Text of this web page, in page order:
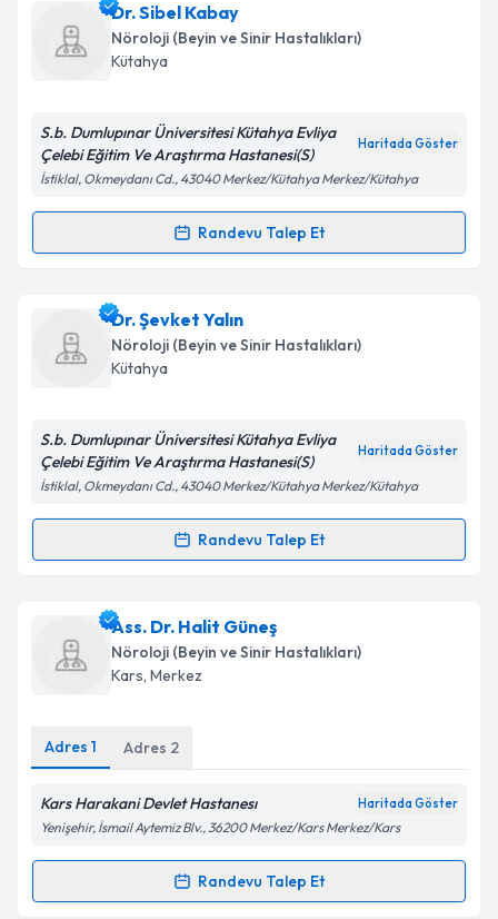
Dr. Sibel Kabay
Nöroloji (Beyin ve Sinir Hastalıkları)
Kütahya
S.b. Dumlupınar Üniversitesi Kütahya Evliya
Çelebi Eğitim Ve Araştırma Hastanesi(S)
Haritada Göster
İstiklal, Okmeydanı Cd., 43040 Merkez/Kütahya Merkez/Kütahya
Randevu Talep Et
Randevu Takvimi Talebi
Dr. Sibel Kabayiçin randevu takvimi talebi oluşturun.
Size bu uzmandan randevu almanız için bir takvim
hazırlandığında e-posta ile bilgilendireceğiz.
Kişisel verilerimin işlenmesine ilişkinAydınlatma
'ni okudum ve kişisel verilerimin belirtilen
kapsamda işlenmesini kabul ediyorum.
Takvim Talebini Gönder
Dr. Şevket Yalın
Nöroloji (Beyin ve Sinir Hastalıkları)
Kütahya
S.b. Dumlupınar Üniversitesi Kütahya Evliya
Çelebi Eğitim Ve Araştırma Hastanesi(S)
Haritada Göster
İstiklal, Okmeydanı Cd., 43040 Merkez/Kütahya Merkez/Kütahya
Randevu Talep Et
Randevu Takvimi Talebi
Dr. Şevket Yalıniçin randevu takvimi talebi oluşturun.
Size bu uzmandan randevu almanız için bir takvim
hazırlandığında e-posta ile bilgilendireceğiz.
Kişisel verilerimin işlenmesine ilişkinAydınlatma
kapsamda işlenmesini kabul ediyorum.
Ass. Dr. Halit Güneş
Nöroloji (Beyin ve Sinir Hastalıkları)
Kars, Merkez
Adres 1 Adres 2
Kars Harakani Devlet Hastanesı Haritada Göster
Yenişehir, İsmail Aytemiz Blv., 36200 Merkez/Kars Merkez/Kars
Randevu Talep Et
Randevu Takvimi Talebi